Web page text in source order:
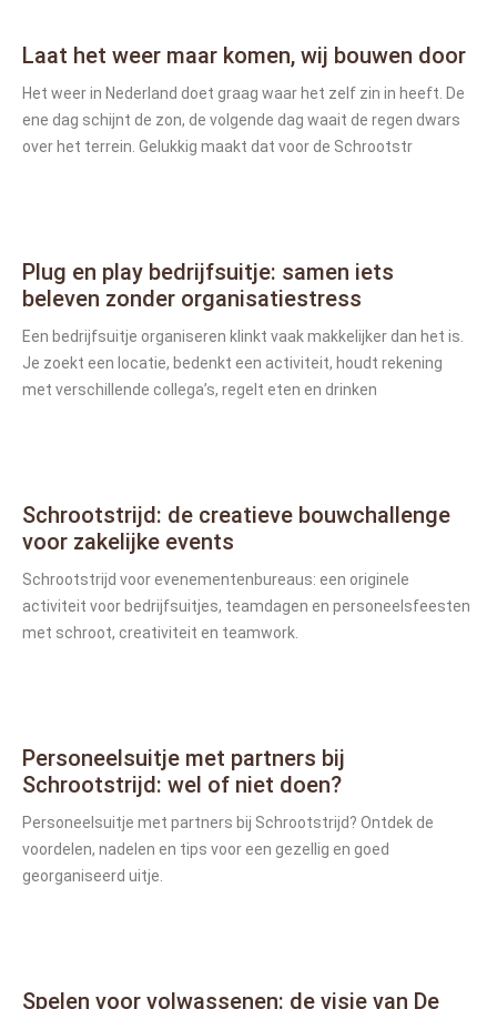
Laat het weer maar komen, wij bouwen door
Het weer in Nederland doet graag waar het zelf zin in heeft. De
ene dag schijnt de zon, de volgende dag waait de regen dwars
over het terrein. Gelukkig maakt dat voor de Schrootstr
Plug en play bedrijfsuitje: samen iets
beleven zonder organisatiestress
Een bedrijfsuitje organiseren klinkt vaak makkelijker dan het is.
Je zoekt een locatie, bedenkt een activiteit, houdt rekening
met verschillende collega’s, regelt eten en drinken
Schrootstrijd: de creatieve bouwchallenge
voor zakelijke events
Schrootstrijd voor evenementenbureaus: een originele
activiteit voor bedrijfsuitjes, teamdagen en personeelsfeesten
met schroot, creativiteit en teamwork.
Personeelsuitje met partners bij
Schrootstrijd: wel of niet doen?
Personeelsuitje met partners bij Schrootstrijd? Ontdek de
voordelen, nadelen en tips voor een gezellig en goed
georganiseerd uitje.
Spelen voor volwassenen: de visie van De